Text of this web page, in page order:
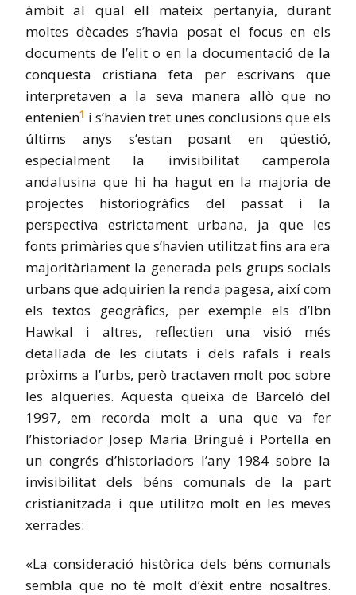
àmbit al qual ell mateix pertanyia, durant
moltes dècades s’havia posat el focus en els
documents de l’elit o en la documentació de la
conquesta cristiana feta per escrivans que
interpretaven a la seva manera allò que no
entenien1 i s’havien tret unes conclusions que els
últims anys s’estan posant en qüestió,
especialment la invisibilitat camperola
andalusina que hi ha hagut en la majoria de
projectes historiogràfics del passat i la
perspectiva estrictament urbana, ja que les
fonts primàries que s’havien utilitzat fins ara era
majoritàriament la generada pels grups socials
urbans que adquirien la renda pagesa, així com
els textos geogràfics, per exemple els d’Ibn
Hawkal i altres, reflectien una visió més
detallada de les ciutats i dels rafals i reals
pròxims a l’urbs, però tractaven molt poc sobre
les alqueries. Aquesta queixa de Barceló del
1997, em recorda molt a una que va fer
l’historiador Josep Maria Bringué i Portella en
un congrés d’historiadors l’any 1984 sobre la
invisibilitat dels béns comunals de la part
cristianitzada i que utilitzo molt en les meves
xerrades:
«La consideració històrica dels béns comunals
sembla que no té molt d’èxit entre nosaltres.